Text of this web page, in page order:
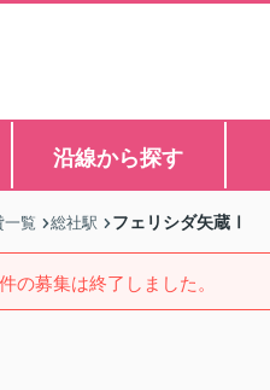
沿線から探す
一覧 総社駅 フェリシダ矢蔵Ⅰ
の募集は終了しました。